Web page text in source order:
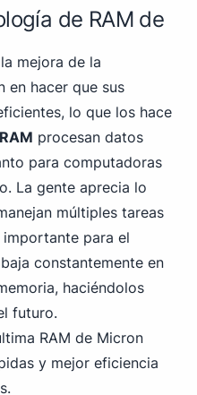
de RAM de
mejora de la
en hacer que sus
lo que los hace
procesan datos
para computadoras
La gente aprecia lo
múltiples tareas
para el
constantemente en
haciéndolos
futuro.
RAM de Micron
y mejor eficiencia